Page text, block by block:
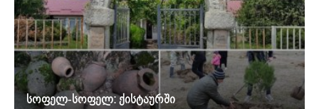
სოფელ-სოფელ: ქისტაურში